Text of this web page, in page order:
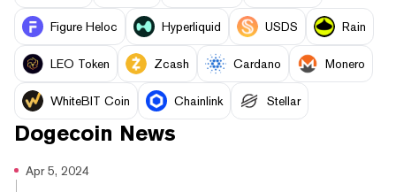
Figure Heloc Hyperliquid USDS Rain
LEO Token Zcash Cardano Monero
WhiteBIT Coin Chainlink Stellar
Dogecoin News
Apr 5, 2024